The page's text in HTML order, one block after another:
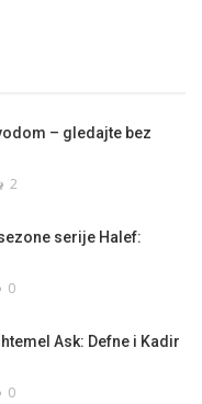
– gledajte bez
2
serije Halef:
0
Ask: Defne i Kadir
0